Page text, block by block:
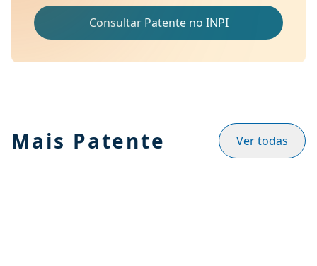
Consultar Patente no INPI
Mais Patente Ver todas